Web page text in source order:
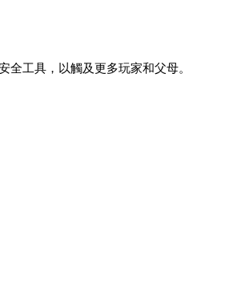
工具，以觸及更多玩家和父母。